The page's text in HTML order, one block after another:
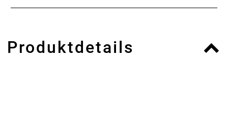
Produktdetails